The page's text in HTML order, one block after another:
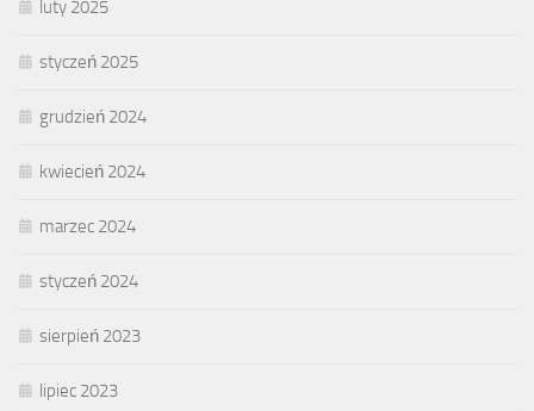
luty 2025
styczeń 2025
grudzień 2024
kwiecień 2024
marzec 2024
styczeń 2024
sierpień 2023
lipiec 2023